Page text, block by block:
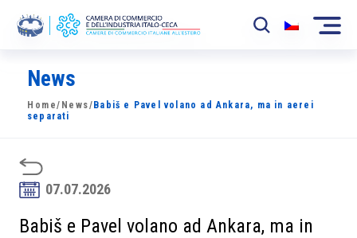
La Camera
News
Sviluppo Mercato
Soci
News
Home/ News/ Babiš e Pavel volano ad Ankara, ma in aerei
separati
07.07.2026
Babiš e Pavel volano ad Ankara, ma in